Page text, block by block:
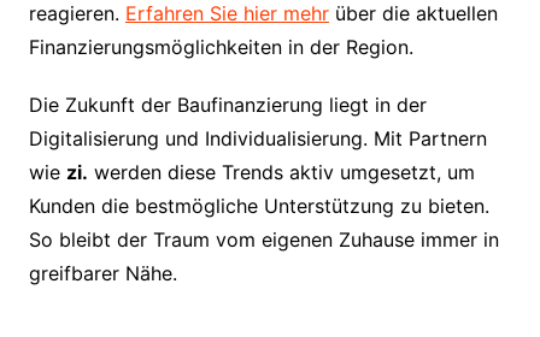
reagieren. Erfahren Sie hier mehrüber die aktuellen
Finanzierungsmöglichkeiten in der Region.
Die Zukunft der Baufinanzierung liegt in der
Digitalisierung und Individualisierung. Mit Partnern
wie zi. werden diese Trends aktiv umgesetzt, um
Kunden die bestmögliche Unterstützung zu bieten.
So bleibt der Traum vom eigenen Zuhause immer in
greifbarer Nähe.